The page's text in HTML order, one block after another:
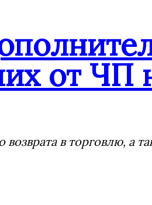
от ЧП
в торговлю, а